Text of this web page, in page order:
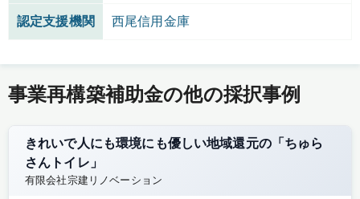
認定支援機関 西尾信用金庫
事業再構築補助金の他の採択事例
きれいで人にも環境にも優しい地域還元の「ちゅら
さんトイレ」
有限会社宗建リノベーション